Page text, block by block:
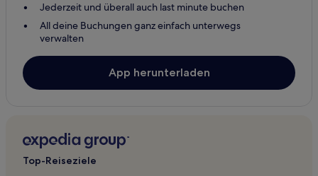
Dannheim Hotels
Schmerfeld Hotels
Böhlen Hotels
Kirchheim Hotels
Wolfsberg Hotels
Elleben Hotels
Jederzeit und überall auch last minute buchen
All deine Buchungen ganz einfach unterwegs
verwalten
App herunterladen
Top-Reiseziele